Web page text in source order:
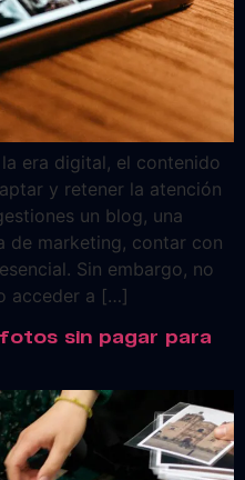
era digital, el contenido
y retener la atención
un blog, una
de marketing, contar con
Sin embargo, no
acceder a […]
sin pagar para